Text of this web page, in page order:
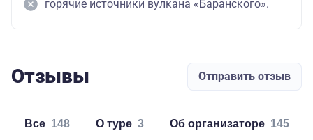
горячие источники вулкана «Баранского».
Отзывы Отправить отзыв
Все 148 о туре 3 об организаторе 145